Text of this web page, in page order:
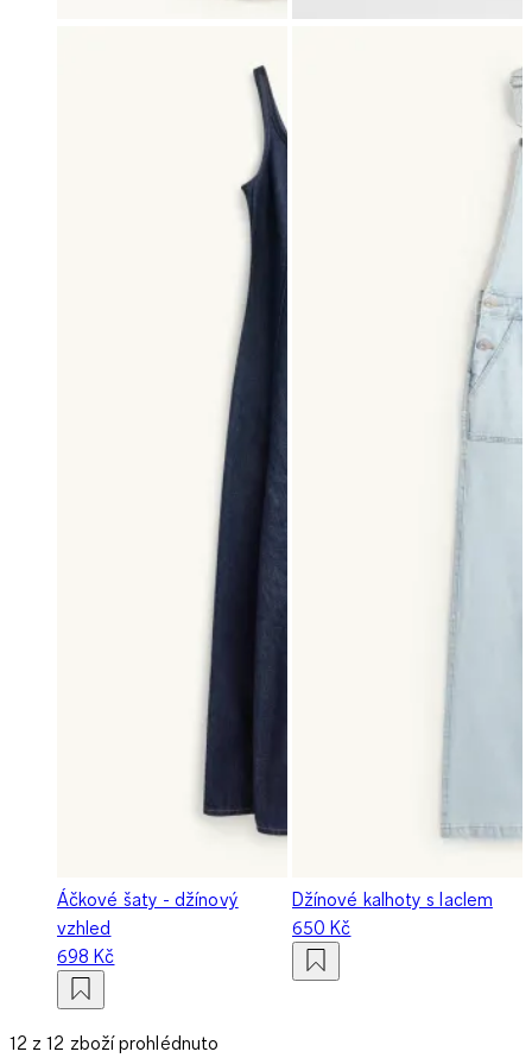
Áčkové šaty - džínový
vzhled
698 Kč
Džínové kalhoty s laclem
650 Kč
12 z 12 zboží prohlédnuto